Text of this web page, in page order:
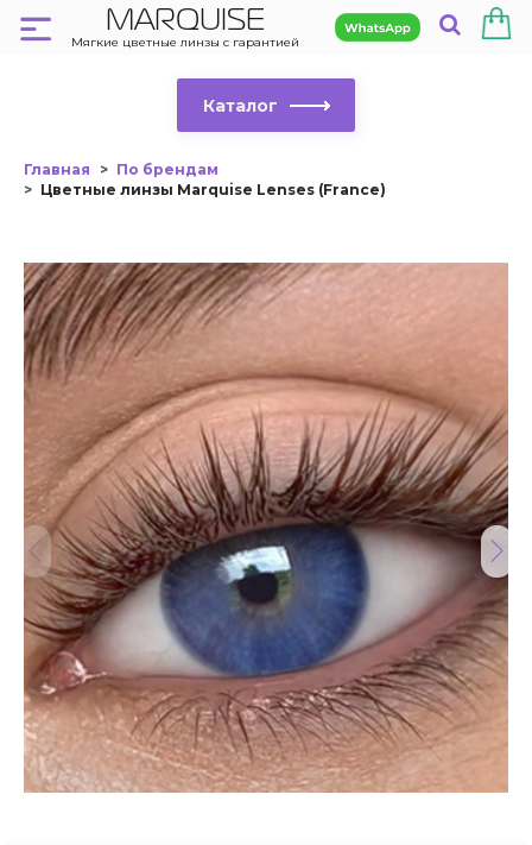
MARQUISE
Мягкие цветные линзы с гарантией
Каталог
Главная
По брендам
Цветные линзы Marquise Lenses (France)